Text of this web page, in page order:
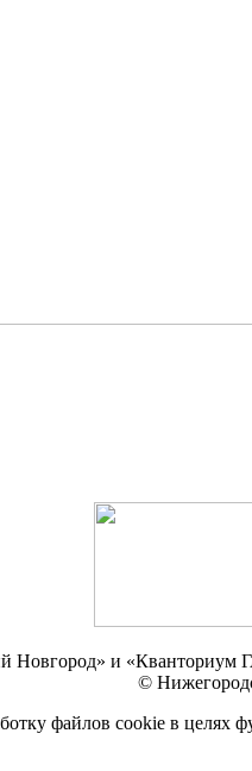
Новгород» и
©
файлов cookie в целях